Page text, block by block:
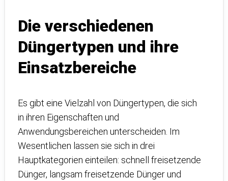
Die verschiedenen
Düngertypen und ihre
Einsatzbereiche
Es gibt eine Vielzahl von Düngertypen, die sich
in ihren Eigenschaften und
Anwendungsbereichen unterscheiden. Im
Wesentlichen lassen sie sich in drei
Hauptkategorien einteilen: schnell freisetzende
Dünger, langsam freisetzende Dünger und